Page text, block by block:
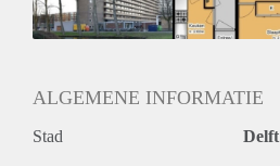
ALGEMENE INFORMATIE
Stad Delft